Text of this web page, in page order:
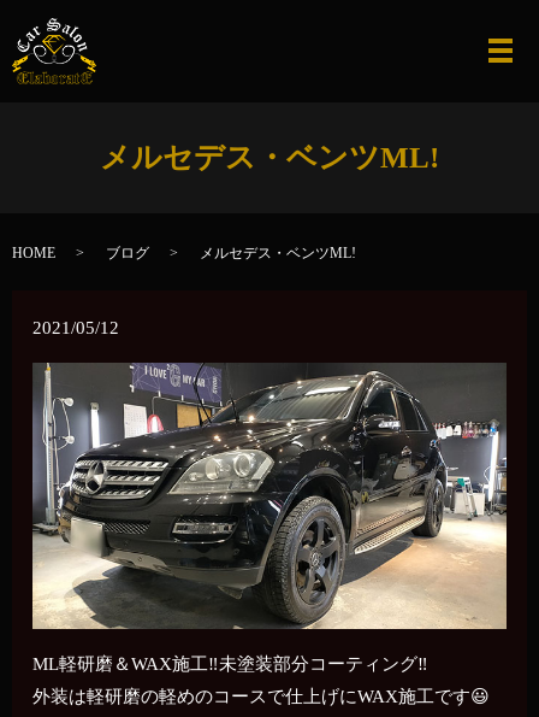
メ
メルセデス・ベンツML!
HOME ブログ メルセデス・ベンツML!
2021/05/12
ML軽研磨＆WAX施工‼️未塗装部分コーティング‼️
外装は軽研磨の軽めのコースで仕上げにWAX施工です😃